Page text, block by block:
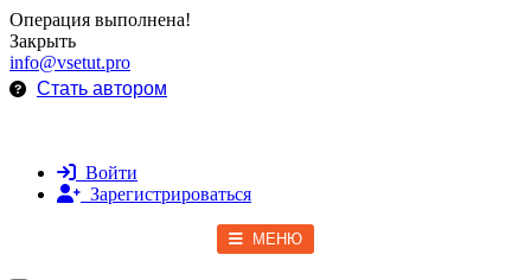
Операция выполнена!
Закрыть
info@vsetut.pro
Стать автором
Войти
Зарегистрироваться
МЕНЮ